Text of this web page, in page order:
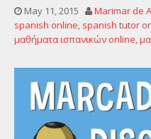
May 11, 2015 Marimar de
spanish online, spanish tutor
μαθήματα ισπανικών online,